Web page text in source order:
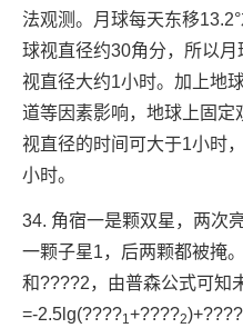
法观测。月球每天东移
球视直径约30角分，所以
视直径大约1小时。加上地
道等因素影响，地球上固
视直径的时间可大于1小时
小时。
34. 角宿一是颗双星，两次
一颗子星1，后两颗都被掩
和????2，由普森公式可知
=-2.5lg(????1+????2